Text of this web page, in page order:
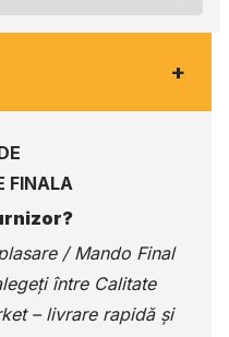
+
FINALA
/ Mando Final
între Calitate
– livrare rapidă și